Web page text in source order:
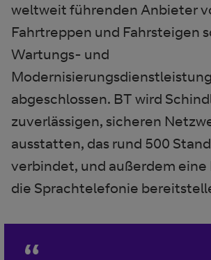
weltweit führenden Anbieter
Fahrtreppen und Fahrsteigen
Wartungs- und
abgeschlossen. BT wird
zuverlässigen, sicheren
ausstatten, das rund 500
verbindet, und außerdem eine
die Sprachtelefonie